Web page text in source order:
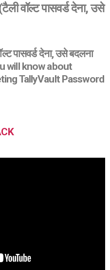
वॉल्ट पासवर्ड देना, उसे
पासवर्ड देना, उसे बदलना
will know about
TallyVault Password